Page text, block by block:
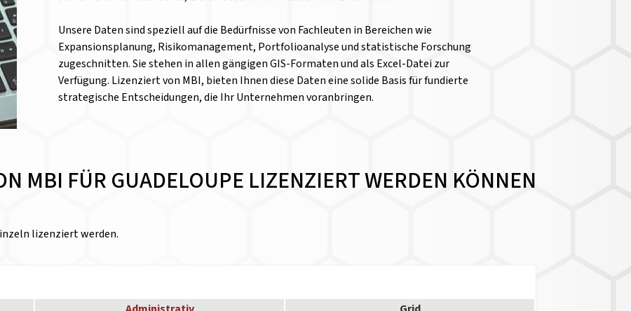
Unsere Daten sind speziell auf die Bedürfnisse von Fachleuten in Bereichen wie
Expansionsplanung, Risikomanagement, Portfolioanalyse und statistische Forschung
zugeschnitten. Sie stehen in allen gängigen GIS-Formaten und als Excel-Datei zur
Verfügung. Lizenziert von MBI, bieten Ihnen diese Daten eine solide Basis für fundierte
strategische Entscheidungen, die Ihr Unternehmen voranbringen.
MBI FÜR GUADELOUPE LIZENZIERT WERDEN KÖNNEN
lizenziert werden.